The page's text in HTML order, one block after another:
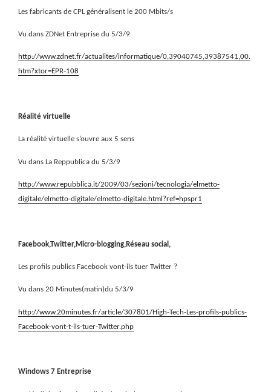
Les fabricants de CPL généralisent le 200 Mbits/s
Vu dans ZDNet Entreprise du 5/3/9
http://www.zdnet.fr/actualites/informatique/0,39040745,39387541,00.
htm?xtor=EPR-108
Réalité virtuelle
La réalité virtuelle s’ouvre aux 5 sens
Vu dans La Reppublica du 5/3/9
http://www.repubblica.it/2009/03/sezioni/tecnologia/elmetto-
digitale/elmetto-digitale/elmetto-digitale.html?ref=hpspr1
Facebook,Twitter,Micro-blogging,Réseau social,
Les profils publics Facebook vont-ils tuer Twitter ?
Vu dans 20 Minutes(matin)du 5/3/9
http://www.20minutes.fr/article/307801/High-Tech-Les-profils-publics-
Facebook-vont-t-ils-tuer-Twitter.php
Windows 7 Entreprise